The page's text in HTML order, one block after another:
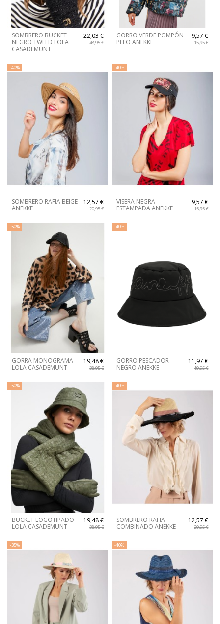
SOMBRERO BUCKET
NEGRO TWEED LOLA
CASADEMUNT
22,03 €
48,95 €
GORRO VERDE POMPÓN
PELO ANEKKE
9,57 €
15,95 €
-40%
SOMBRERO RAFIA BEIGE
ANEKKE
12,57 €
20,95 €
-40%
VISERA NEGRA
ESTAMPADA ANEKKE
9,57 €
15,95 €
-50%
GORRA MONOGRAMA
LOLA CASADEMUNT
19,48 €
38,95 €
-40%
GORRO PESCADOR
NEGRO ANEKKE
11,97 €
19,95 €
-50%
BUCKET LOGOTIPADO
LOLA CASADEMUNT
19,48 €
38,95 €
-40%
SOMBRERO RAFIA
COMBINADO ANEKKE
12,57 €
20,95 €
-35% -40%